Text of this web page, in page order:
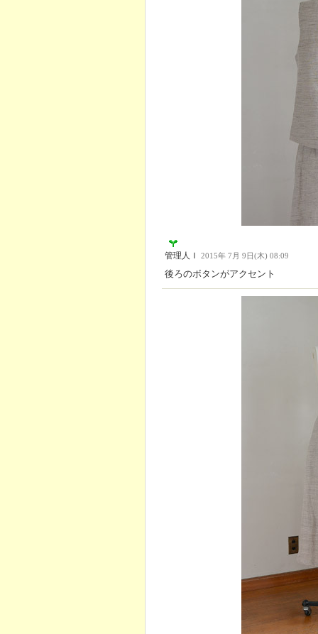
管理人Ｉ 2015年 7月 9日(木) 08:09
後ろのボタンがアクセント